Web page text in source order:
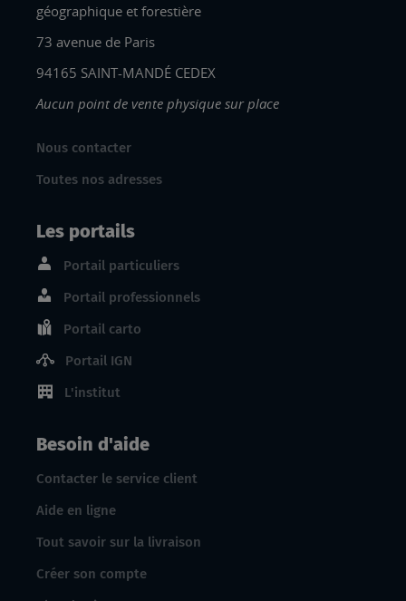
géographique et forestière
73 avenue de Paris
94165 SAINT-MANDÉ CEDEX
Aucun point de vente physique sur place
Nous contacter
Toutes nos adresses
Les portails
Portail particuliers
Portail professionnels
Portail carto
Portail IGN
L'institut
Besoin d'aide
Contacter le service client
Aide en ligne
Tout savoir sur la livraison
Créer son compte